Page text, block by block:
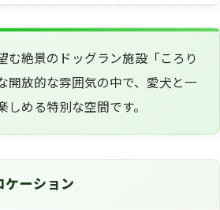
む絶景のドッグラン施設「ころり
開放的な雰囲気の中で、愛犬と一
める特別な空間です。
ケーション